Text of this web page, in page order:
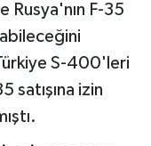
Rusya'nın F-35
S-400'leri
satışına izin